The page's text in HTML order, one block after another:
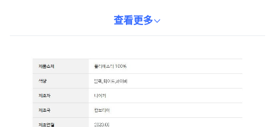
穿搭。建議冷水洗滌，深色衣物請單獨洗滌，避免染色。
查看更多